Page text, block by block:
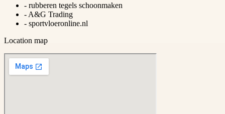
- rubberen tegels schoonmaken
- A&G Trading
- sportvloeronline.nl
Location map